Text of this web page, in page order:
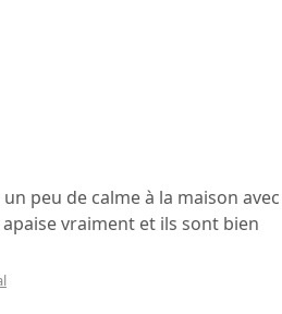
peu de calme à la maison avec
vraiment et ils sont bien